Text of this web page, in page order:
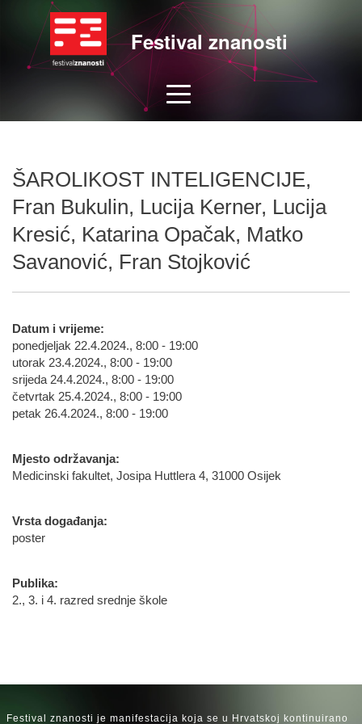
Festival znanosti
ŠAROLIKOST INTELIGENCIJE,
Fran Bukulin, Lucija Kerner, Lucija
Kresić, Katarina Opačak, Matko
Savanović, Fran Stojković
Datum i vrijeme:
ponedjeljak 22.4.2024., 8:00 - 19:00
utorak 23.4.2024., 8:00 - 19:00
srijeda 24.4.2024., 8:00 - 19:00
četvrtak 25.4.2024., 8:00 - 19:00
petak 26.4.2024., 8:00 - 19:00
Mjesto održavanja:
Medicinski fakultet, Josipa Huttlera 4, 31000 Osijek
Vrsta događanja:
poster
Publika:
2., 3. i 4. razred srednje škole
Festival znanosti je manifestacija koja se u Hrvatskoj kontinuirano